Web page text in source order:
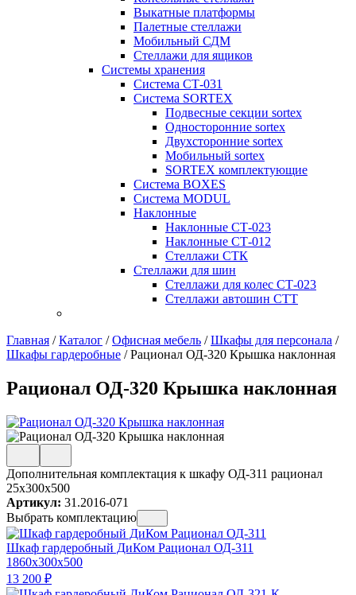
Выкатные платформы
Палетные стеллажи
Мобильный СДМ
Стеллажи для ящиков
Системы хранения
Система СТ-031
Система SORTEX
Подвесные секции sortex
Односторонние sortex
Двухсторонние sortex
Мобильный sortex
SORTEX комплектующие
Система BOXES
Система MODUL
Наклонные
Наклонные СТ-023
Наклонные СТ-012
Стеллажи СТК
Стеллажи для шин
Стеллажи для колес СТ-023
Стеллажи автошин СТТ
Главная /Каталог /Офисная мебель /Шкафы для персонала /
Шкафы гардеробные /Рационал ОД-320 Крышка наклонная
Рационал ОД-320 Крышка наклонная
Дополнительная комплектация к шкафу ОД-311 рационал
25x300x500
Артикул: 31.2016-071
Выбрать комплектацию
Шкаф гардеробный ДиКом Рационал ОД-311
1860x300x500
13 200 ₽